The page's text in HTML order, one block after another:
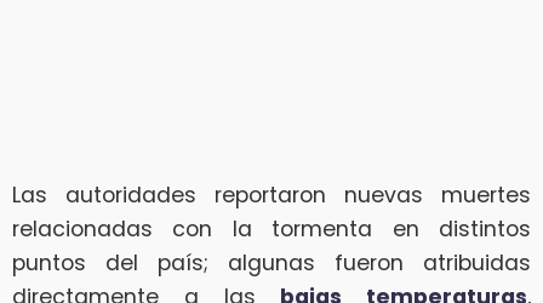
Las autoridades reportaron nuevas muertes
relacionadas con la tormenta en distintos
puntos del país; algunas fueron atribuidas
directamente a las bajas temperaturas,